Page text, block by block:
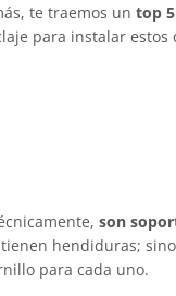
te traemos un top
para instalar estos
son
hendiduras;
para cada uno.